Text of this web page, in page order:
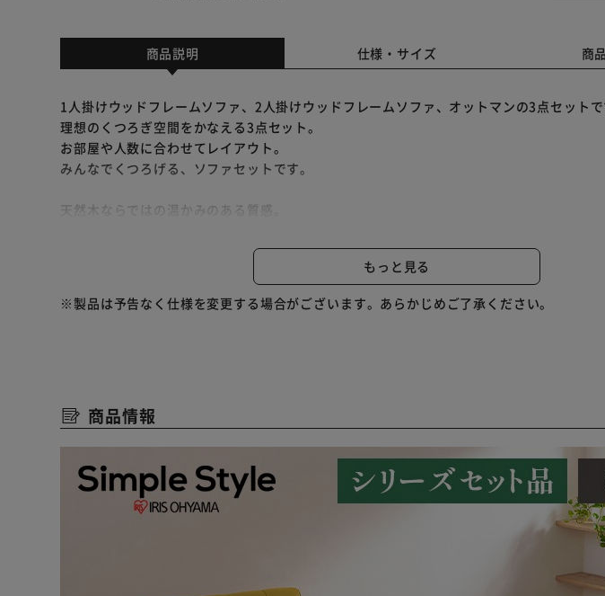
商品説明 仕様・サイズ 商
1人掛けウッドフレームソファ、2人掛けウッドフレームソファ、オットマンの3点セットで
理想のくつろぎ空間をかなえる3点セット。
お部屋や人数に合わせてレイアウト。
みんなでくつろげる、ソファセットです。
天然木ならではの温かみのある質感。
張り地にはファブリック生地を採用。
冬のひんやり感や夏のべたつきもなく、心地よい肌触りで一年中快適にお使いいただけます
一般的な玄関であれば問題無く搬入が可能です。
★お客様組立★
もっと見る
※製品は予告なく仕様を変更する場合がございます。あらかじめご了承ください。
商品情報